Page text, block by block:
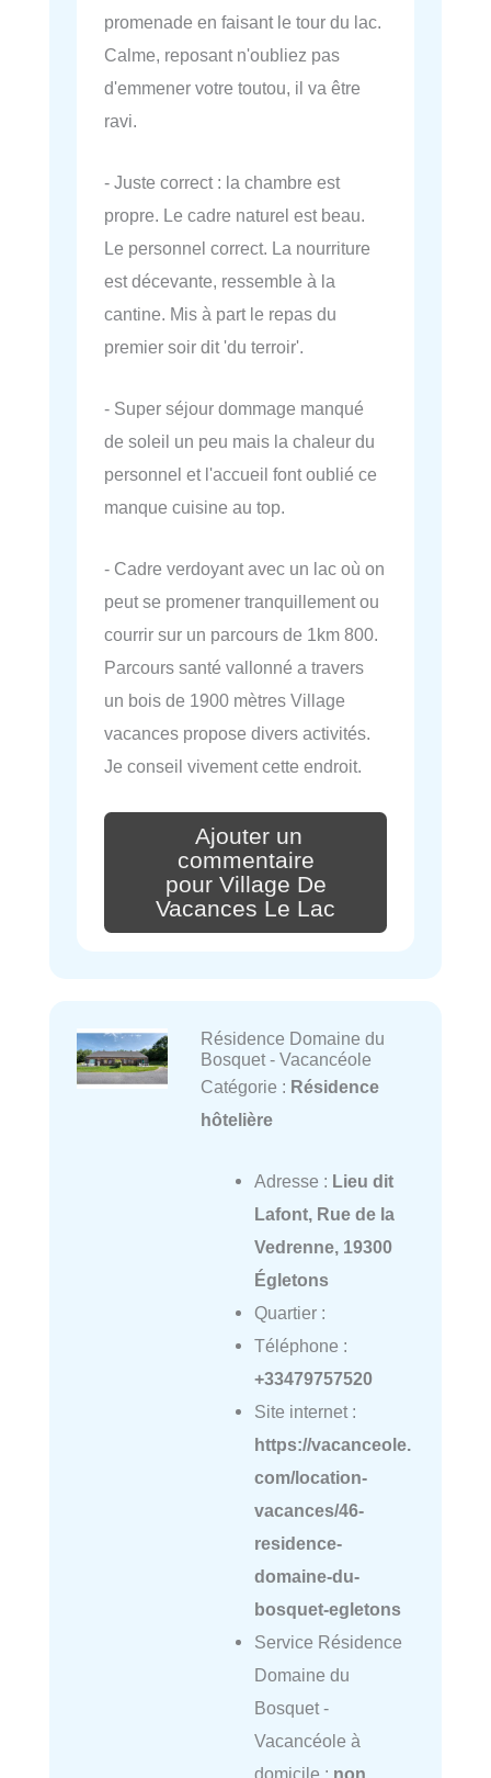
promenade en faisant le tour du lac.
Calme, reposant n'oubliez pas
d'emmener votre toutou, il va être
ravi.
- Juste correct : la chambre est
propre. Le cadre naturel est beau.
Le personnel correct. La nourriture
est décevante, ressemble à la
cantine. Mis à part le repas du
premier soir dit 'du terroir'.
- Super séjour dommage manqué
de soleil un peu mais la chaleur du
personnel et l'accueil font oublié ce
manque cuisine au top.
- Cadre verdoyant avec un lac où on
peut se promener tranquillement ou
courrir sur un parcours de 1km 800.
Parcours santé vallonné a travers
un bois de 1900 mètres Village
vacances propose divers activités.
Je conseil vivement cette endroit.
Ajouter un
commentaire
pour Village De
Vacances Le Lac
Résidence Domaine du
Bosquet - Vacancéole
Catégorie : Résidence
hôtelière
Adresse : Lieu dit
Lafont, Rue de la
Vedrenne, 19300
Égletons
Quartier :
Téléphone :
+33479757520
Site internet :
https://vacanceole.
com/location-
vacances/46-
residence-
domaine-du-
bosquet-egletons
Service Résidence
Domaine du
Bosquet -
Vacancéole à
domicile : non